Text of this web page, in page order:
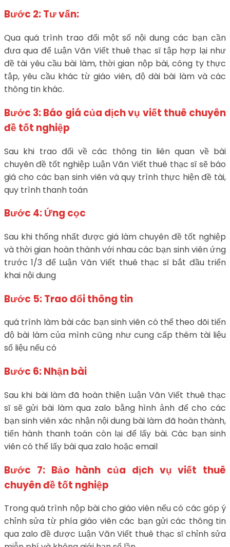
Bước 2: Tư vấn:
Qua quá trình trao đổi một số nội dung các bạn cần
đưa qua để Luận Văn Viết thuê thạc sĩ tập hợp lại như
đề tài yêu cầu bài làm, thời gian nộp bài, công ty thực
tập, yêu cầu khác từ giáo viên, độ dài bài làm và các
thông tin khác.
Bước 3: Báo giá của dịch vụ viết thuê chuyên
đề tốt nghiệp
Sau khi trao đổi về các thông tin liên quan về bài
chuyên đề tốt nghiệp Luận Văn Viết thuê thạc sĩ sẽ báo
giá cho các bạn sinh viên và quy trình thực hiện đề tài,
quy trình thanh toán
Bước 4: Ứng cọc
Sau khi thống nhất được giá làm chuyên đề tốt nghiệp
và thời gian hoàn thành với nhau các bạn sinh viên ứng
trước 1/3 để Luận Văn Viết thuê thạc sĩ bắt đầu triển
khai nội dung
Bước 5: Trao đổi thông tin
quá trình làm bài các bạn sinh viên có thể theo dõi tiến
độ bài làm của mình cũng như cung cấp thêm tài liệu
số liệu nếu có
Bước 6: Nhận bài
Sau khi bài làm đã hoàn thiện Luận Văn Viết thuê thạc
sĩ sẽ gửi bài làm qua zalo bằng hình ảnh để cho các
bạn sinh viên xác nhận nội dung bài làm đã hoàn thành,
tiến hành thanh toán còn lại để lấy bài. Các bạn sinh
viên có thể lấy bài qua zalo hoặc email
Bước 7: Bảo hành của dịch vụ viết thuê
chuyên đề tốt nghiệp
Trong quá trình nộp bài cho giáo viên nếu có các góp ý
chỉnh sửa từ phía giáo viên các bạn gửi các thông tin
qua zalo đề được Luận Văn Viết thuê thạc sĩ chỉnh sửa